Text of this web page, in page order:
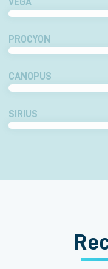
PROCYON
CANOPUS
SIRIUS